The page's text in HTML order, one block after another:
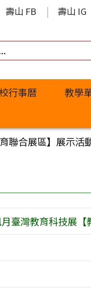
壽山 FB 壽山 IG
行事曆 教學
聯合展區】展示活
月臺灣教育科技展